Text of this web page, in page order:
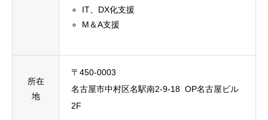
IT、DX化支援
M＆A支援
所在
地
〒450-0003
名古屋市中村区名駅南2-9-18 OP名古屋ビル
2F